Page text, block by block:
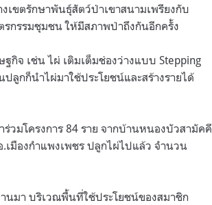
เขตรักษาพันธุ์สัตว์ป่าเขาสนามเพรียงกับ
กรรมชุมชน ให้มีสภาพป่าถึงกันอีกครั้ง
กิจ เช่น ไผ่ เติมเต็มช่องว่างแบบ Stepping
กก็นำไผ่มาใช้ประโยชน์และสร้างรายได้
วมโครงการ 84 ราย จากบ้านหนองบัวสามัคคี
มืองกำแพงเพชร ปลูกไผ่ไปแล้ว จำนวน
นมา บริเวณพื้นที่ใช้ประโยชน์ของสมาชิก